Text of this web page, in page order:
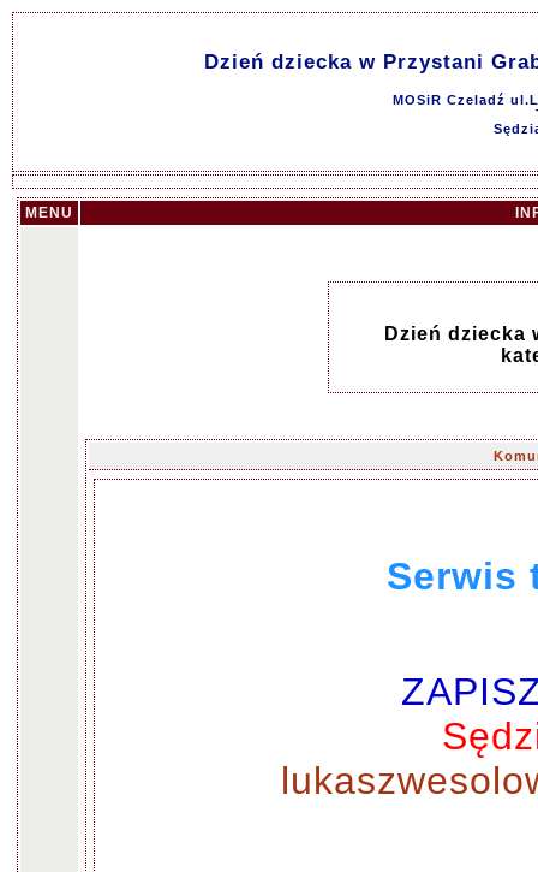
Dzień dziecka w Przystani
MOSiR Czeladź
MENU
Dzień dziecka
Serwis